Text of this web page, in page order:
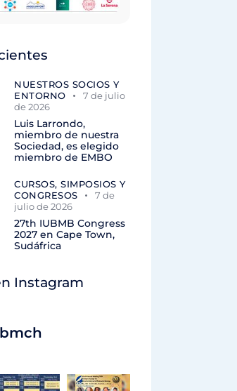
NUESTROS SOCIOS Y
ENTORNO
7 de julio
de 2026
Luis Larrondo,
miembro de nuestra
Sociedad, es elegido
miembro de EMBO
CURSOS, SIMPOSIOS Y
CONGRESOS
7 de
julio de 2026
27th IUBMB Congress
2027 en Cape Town,
Sudáfrica
Instagram